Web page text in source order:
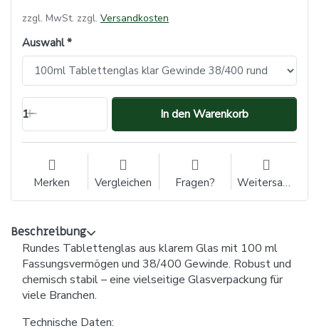
zzgl. MwSt. zzgl. Versandkosten
Auswahl
1 In den Warenkorb
Merken Vergleichen Fragen? Weitersagen
Beschreibung
Rundes Tablettenglas aus klarem Glas mit 100 ml
Fassungsvermögen und 38/400 Gewinde. Robust und
chemisch stabil – eine vielseitige Glasverpackung für
viele Branchen.
Technische Daten: